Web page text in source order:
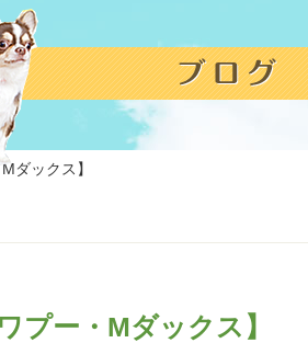
ダックス】
プー・Mダックス】